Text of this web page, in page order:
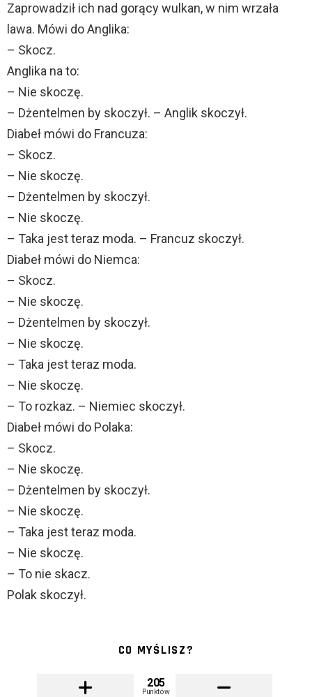
Zaprowadził ich nad gorący wulkan, w nim wrzała
lawa. Mówi do Anglika:
– Skocz.
Anglika na to:
– Nie skoczę.
– Dżentelmen by skoczył. – Anglik skoczył.
Diabeł mówi do Francuza:
– Skocz.
– Nie skoczę.
– Dżentelmen by skoczył.
– Nie skoczę.
– Taka jest teraz moda. – Francuz skoczył.
Diabeł mówi do Niemca:
– Skocz.
– Nie skoczę.
– Dżentelmen by skoczył.
– Nie skoczę.
– Taka jest teraz moda.
– Nie skoczę.
– To rozkaz. – Niemiec skoczył.
Diabeł mówi do Polaka:
– Skocz.
– Nie skoczę.
– Dżentelmen by skoczył.
– Nie skoczę.
– Taka jest teraz moda.
– Nie skoczę.
– To nie skacz.
Polak skoczył.
CO MYŚLISZ?
205
Punktów